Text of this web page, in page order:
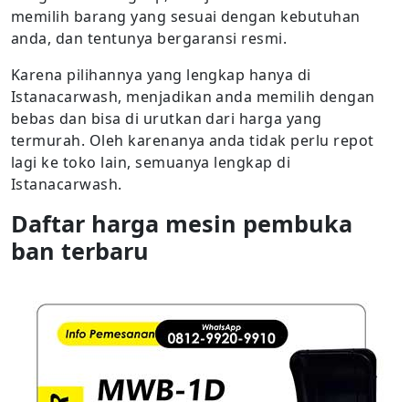
memilih barang yang sesuai dengan kebutuhan
anda, dan tentunya bergaransi resmi.
Karena pilihannya yang lengkap hanya di
Istanacarwash, menjadikan anda memilih dengan
bebas dan bisa di urutkan dari harga yang
termurah. Oleh karenanya anda tidak perlu repot
lagi ke toko lain, semuanya lengkap di
Istanacarwash.
Daftar harga mesin pembuka
ban terbaru